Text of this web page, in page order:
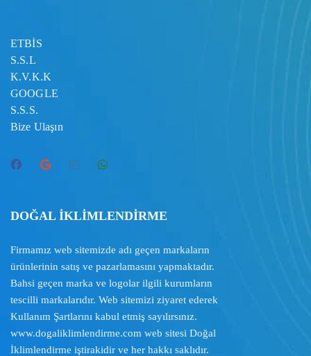
ETBİS
S.S.L
K.V.K.K
GOOGLE
S.S.S.
Bize Ulaşın
DOĞAL İKLİMLENDİRME
Firmamız web sitemizde adı geçen markaların
ürünlerinin satış ve pazarlamasını yapmaktadır.
Bahsi geçen marka ve logolar ilgili kurumların
tescilli markalarıdır. Web sitemizi ziyaret ederek
Kullanım Şartlarını kabul etmiş sayılırsınız.
www.dogaliklimlendirme.com web sitesi Doğal
İklimlendirme iştirakidir ve her hakkı saklıdır.